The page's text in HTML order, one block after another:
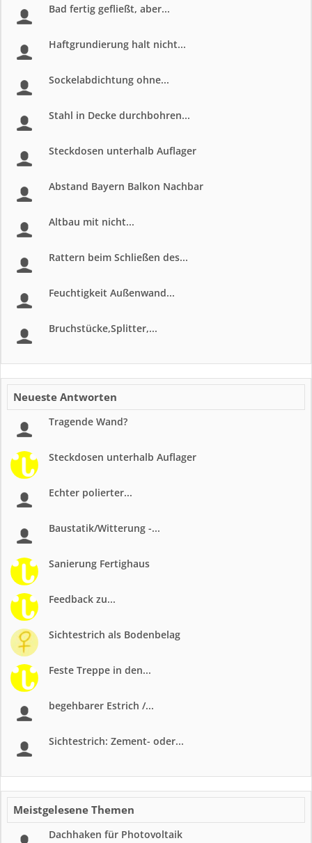
Bad fertig gefließt, aber...
Haftgrundierung halt nicht...
Sockelabdichtung ohne...
Stahl in Decke durchbohren...
Steckdosen unterhalb Auflager
Abstand Bayern Balkon Nachbar
Altbau mit nicht...
Rattern beim Schließen des...
Feuchtigkeit Außenwand...
Bruchstücke,Splitter,...
Neueste Antworten
Tragende Wand?
Steckdosen unterhalb Auflager
Echter polierter...
Baustatik/Witterung -...
Sanierung Fertighaus
Feedback zu...
Sichtestrich als Bodenbelag
Feste Treppe in den...
begehbarer Estrich /...
Sichtestrich: Zement- oder...
Meistgelesene Themen
Dachhaken für Photovoltaik